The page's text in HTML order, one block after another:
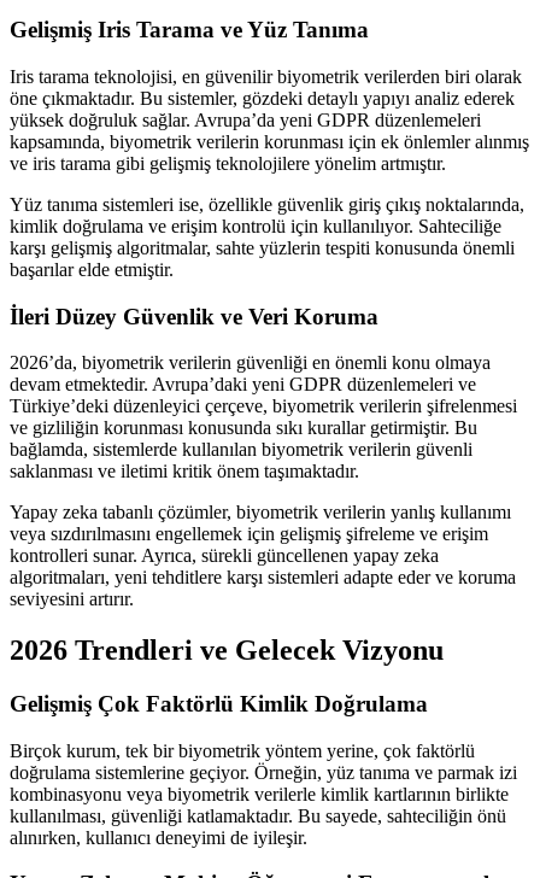
Gelişmiş Iris Tarama ve Yüz Tanıma
Iris tarama teknolojisi, en güvenilir biyometrik verilerden biri olarak
öne çıkmaktadır. Bu sistemler, gözdeki detaylı yapıyı analiz ederek
yüksek doğruluk sağlar. Avrupa’da yeni GDPR düzenlemeleri
kapsamında, biyometrik verilerin korunması için ek önlemler alınmış
ve iris tarama gibi gelişmiş teknolojilere yönelim artmıştır.
Yüz tanıma sistemleri ise, özellikle güvenlik giriş çıkış noktalarında,
kimlik doğrulama ve erişim kontrolü için kullanılıyor. Sahteciliğe
karşı gelişmiş algoritmalar, sahte yüzlerin tespiti konusunda önemli
başarılar elde etmiştir.
İleri Düzey Güvenlik ve Veri Koruma
2026’da, biyometrik verilerin güvenliği en önemli konu olmaya
devam etmektedir. Avrupa’daki yeni GDPR düzenlemeleri ve
Türkiye’deki düzenleyici çerçeve, biyometrik verilerin şifrelenmesi
ve gizliliğin korunması konusunda sıkı kurallar getirmiştir. Bu
bağlamda, sistemlerde kullanılan biyometrik verilerin güvenli
saklanması ve iletimi kritik önem taşımaktadır.
Yapay zeka tabanlı çözümler, biyometrik verilerin yanlış kullanımı
veya sızdırılmasını engellemek için gelişmiş şifreleme ve erişim
kontrolleri sunar. Ayrıca, sürekli güncellenen yapay zeka
algoritmaları, yeni tehditlere karşı sistemleri adapte eder ve koruma
seviyesini artırır.
2026 Trendleri ve Gelecek Vizyonu
Gelişmiş Çok Faktörlü Kimlik Doğrulama
Birçok kurum, tek bir biyometrik yöntem yerine, çok faktörlü
doğrulama sistemlerine geçiyor. Örneğin, yüz tanıma ve parmak izi
kombinasyonu veya biyometrik verilerle kimlik kartlarının birlikte
kullanılması, güvenliği katlamaktadır. Bu sayede, sahteciliğin önü
alınırken, kullanıcı deneyimi de iyileşir.